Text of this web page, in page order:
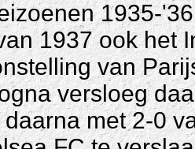
1935-
1937 ook het
van
versloeg
met 2-0